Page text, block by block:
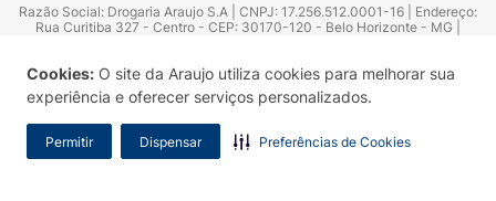
Cookies: O site da Araujo utiliza cookies para melhorar sua
experiência e oferecer serviços personalizados.
Permitir Dispensar Preferências de Cookies
Razão Social: Drogaria Araujo S.A | CNPJ: 17.256.512.0001-16 | Endereço:
Rua Curitiba 327 - Centro - CEP: 30170-120 - Belo Horizonte - MG |
Azevedo Guimarães – CRF 10.965 | Yasmin Silva Alvarenga – CRF 52.584 -
Consultor substituto: Thiago Aguiar Pinheiro - CRF Nº 13.748. Alvará
Sanitário: 2025020713 | Autorização de Funcionamento da Empresa (AFE):